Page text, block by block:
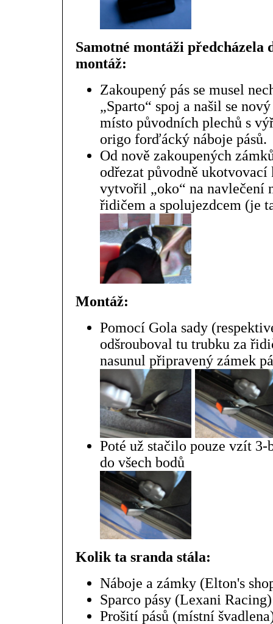
Samotné montáži
montáž:
Zakoupený pás se musel
„Sparto“ spoj a našil se
místo původních plechů s
origo forďácký náboje pásů.
Od nově zakoupených
odřezat původně
vytvořil „oko“ na navlečení
řidičem a spolujezdcem (je
Montáž:
Pomocí Gola sady
odšrouboval tu trubku za
nasunul připravený zámek
Poté už stačilo pouze vzít 3-
do všech bodů
Kolik ta sranda stála:
Náboje a zámky (Elton's
Sparco pásy (Lexani
Prošití pásů (místní